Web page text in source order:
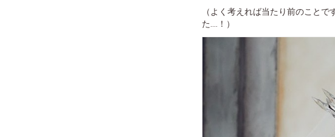
（よく考えれば当たり前のこと
た....！）